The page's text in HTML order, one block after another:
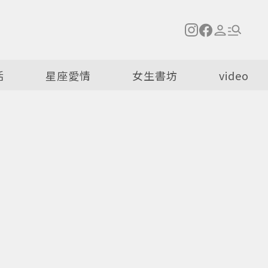
星座愛情 女生書坊 video